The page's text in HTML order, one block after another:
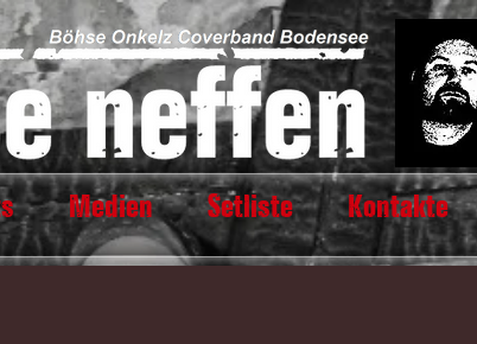
Medien Setliste Kontakte